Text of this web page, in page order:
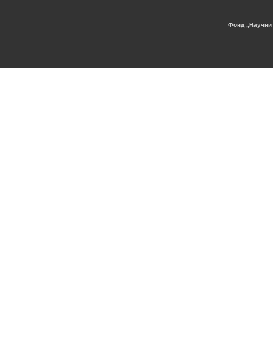
Фонд „Научни